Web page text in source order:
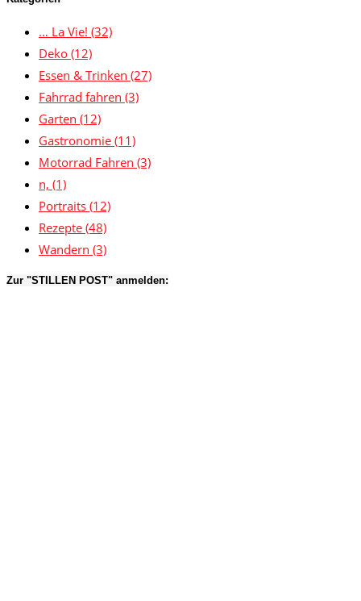
… La Vie! (32)
Deko (12)
Essen & Trinken (27)
Fahrrad fahren (3)
Garten (12)
Gastronomie (11)
Motorrad Fahren (3)
n, (1)
Portraits (12)
Rezepte (48)
Wandern (3)
Zur "STILLEN POST" anmelden: